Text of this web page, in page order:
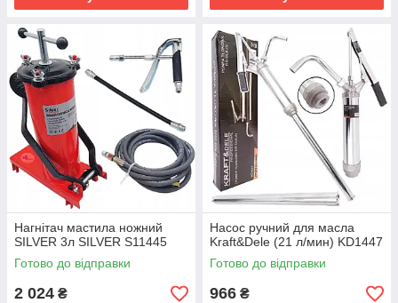
Нагнітач мастила ножний
SILVER 3л SILVER S11445
Готово до відправки
2 024 ₴
Насос ручний для масла
Kraft&Dele (21 л/мин) KD1447
Готово до відправки
966 ₴